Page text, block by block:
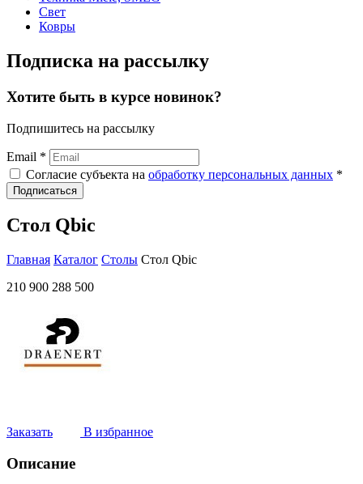
Свет
Ковры
Подписка на рассылку
Хотите быть в курсе новинок?
Подпишитесь на рассылку
Email *
Согласие субъекта на обработку персональных данных *
Подписаться
Стол Qbic
Главная Каталог Столы Стол Qbic
210 900 288 500
Заказать В избранное
Описание